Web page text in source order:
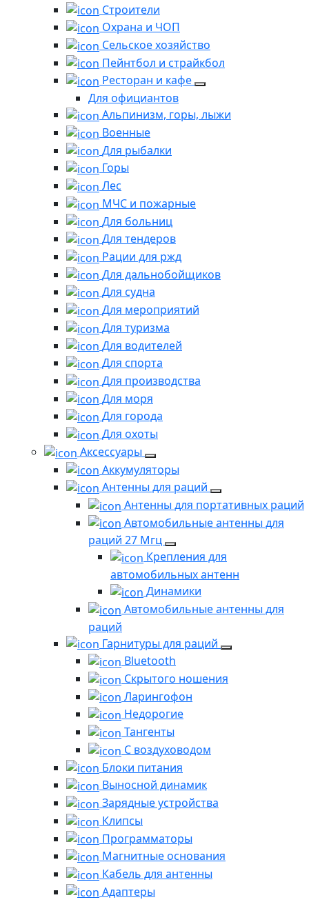
Строители
Охрана и ЧОП
Сельское хозяйство
Пейнтбол и страйкбол
Ресторан и кафе
Для официантов
Альпинизм, горы, лыжи
Военные
Для рыбалки
Горы
Лес
МЧС и пожарные
Для больниц
Для тендеров
Рации для ржд
Для дальнобойщиков
Для судна
Для мероприятий
Для туризма
Для водителей
Для спорта
Для производства
Для моря
Для города
Для охоты
Аксессуары
Аккумуляторы
Антенны для раций
Антенны для портативных раций
Автомобильные антенны для
раций 27 Мгц
Крепления для
автомобильных антенн
Динамики
Автомобильные антенны для
раций
Гарнитуры для раций
Bluetooth
Скрытого ношения
Ларингофон
Недорогие
Тангенты
С воздуховодом
Блоки питания
Выносной динамик
Зарядные устройства
Клипсы
Программаторы
Магнитные основания
Кабель для антенны
Адаптеры